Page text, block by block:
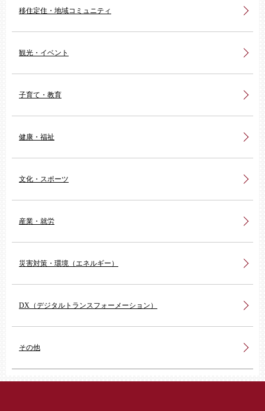
移住定住・地域コミュニティ
観光・イベント
子育て・教育
健康・福祉
文化・スポーツ
産業・就労
災害対策・環境（エネルギー）
DX（デジタルトランスフォーメーション）
その他